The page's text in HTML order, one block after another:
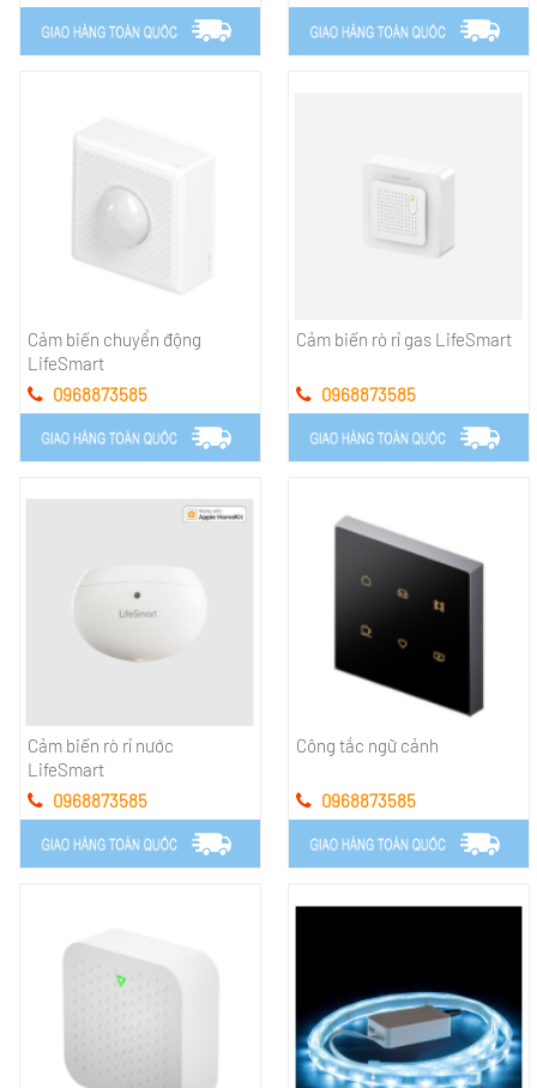
Cảm biến chuyển động
LifeSmart
0968873585
Cảm biến rò rỉ gas LifeSmart
0968873585
Cảm biến rò rỉ nước
LifeSmart
0968873585
Công tắc ngữ cảnh
0968873585